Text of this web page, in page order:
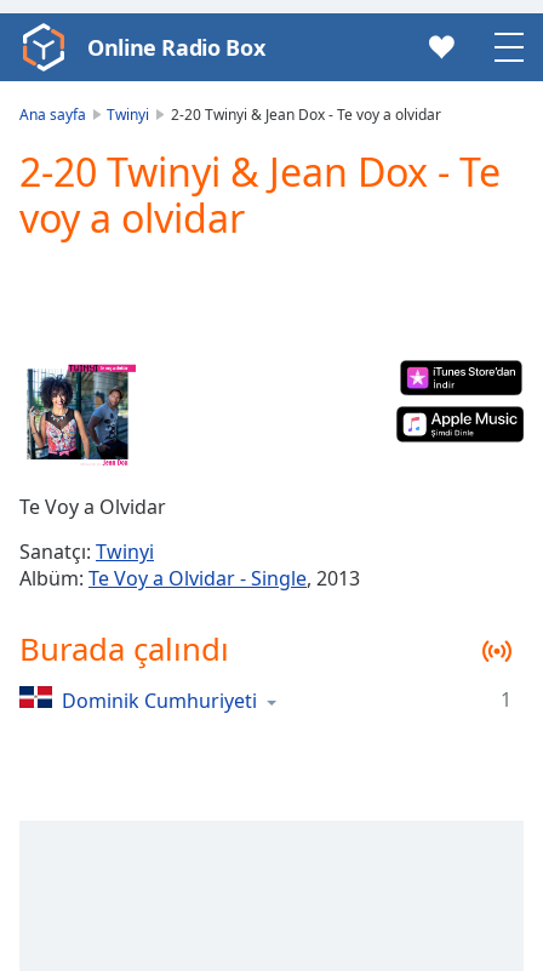
Video
Player
Play
Video
Play
Current
Time0:00
Duration-:-
Loaded:
Stream
TypeLIVE
Seek to
live,
liveLIVE
Time-
Online Radio Box
Ana sayfa Twinyi 2-20 Twinyi & Jean Dox - Te voy a olvidar
2-20 Twinyi & Jean Dox - Te
voy a olvidar
Te Voy a Olvidar
Sanatçı: Twinyi
Albüm: Te Voy a Olvidar - Single, 2013
Burada çalındı
Dominik Cumhuriyeti 1